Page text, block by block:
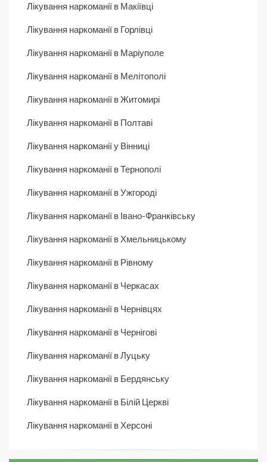
Лікування наркоманії в Макіївці
Лікування наркоманії в Горлівці
Лікування наркоманії в Маріуполе
Лікування наркоманії в Мелітополі
Лікування наркоманії в Житомирі
Лікування наркоманії в Полтаві
Лікування наркоманії у Вінниці
Лікування наркоманії в Тернополі
Лікування наркоманії в Ужгороді
Лікування наркоманії в Івано-Франківську
Лікування наркоманії в Хмельницькому
Лікування наркоманії в Рівному
Лікування наркоманії в Черкасах
Лікування наркоманії в Чернівцях
Лікування наркоманії в Чернігові
Лікування наркоманії в Луцьку
Лікування наркоманії в Бердянську
Лікування наркоманії в Білій Церкві
Лікування наркоманії в Херсоні